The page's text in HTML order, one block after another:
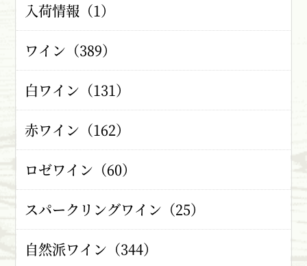
入荷情報（1）
ワイン（389）
白ワイン（131）
赤ワイン（162）
ロゼワイン（60）
スパークリングワイン（25）
自然派ワイン（344）